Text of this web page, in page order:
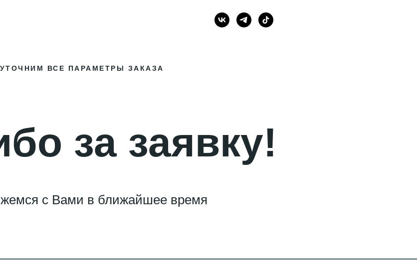
УТОЧНИМ ВСЕ ПАРАМЕТРЫ ЗАКАЗА
за заявку!
с Вами в ближайшее время